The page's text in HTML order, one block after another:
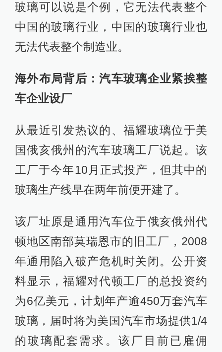
玻璃可以说是个例，它无法代表整个
中国的玻璃行业，中国的玻璃行业也
无法代表整个制造业。
海外布局背后：汽车玻璃企业紧挨整
车企业设厂
从最近引发热议的、福耀玻璃位于美
国俄亥俄州的汽车玻璃工厂说起。该
工厂于今年10月正式投产，但其中的
玻璃生产线早在两年前便开建了。
该厂址原是通用汽车位于俄亥俄州代
顿地区南部莫瑞恩市的旧工厂，2008
年通用陷入破产危机时关闭。公开资
料显示，福耀对代顿工厂的总投资约
为6亿美元，计划年产逾450万套汽车
玻璃，届时将为美国汽车市场提供1/4
的玻璃配套需求。该厂目前已雇佣